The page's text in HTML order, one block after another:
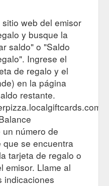
web del emisor
y busque la
saldo" o "Saldo
Ingrese el
de regalo y el
en la página
restante.
número de
se encuentra
tarjeta de regalo o
emisor. Llame al
indicaciones